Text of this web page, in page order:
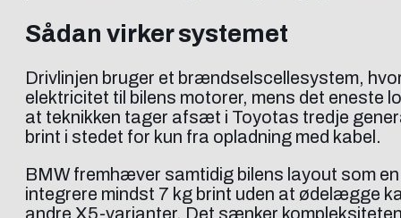
Sådan virker systemet
Drivlinjen bruger et brændselscellesystem,
elektricitet til bilens motorer, mens det eneste
at teknikken tager afsæt i Toyotas tredje
brint i stedet for kun fra opladning med kabel.
BMW fremhæver samtidig bilens layout som
integrere mindst 7 kg brint uden at ødelægge
andre X5-varianter. Det sænker